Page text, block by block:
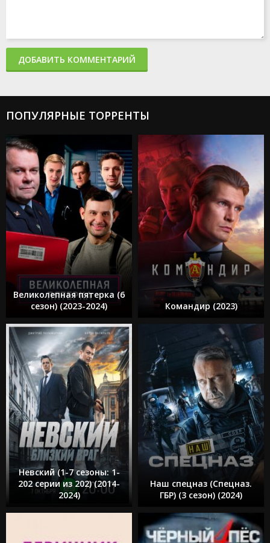
ДОБАВИТЬ КОММЕНТАРИЙ
ПОПУЛЯРНЫЕ ТОРРЕНТЫ
Великолепная пятерка (6
сезон) (2023-2024)
Командир (2023)
Невский (1-7 сезоны: 1-
202 серии из 202) (2014-
2024)
Наш спецназ (Спецназ.
ГБР) (3 сезон) (2024)